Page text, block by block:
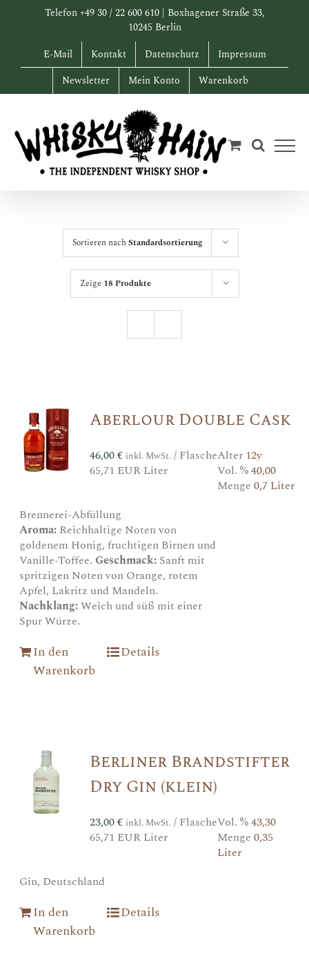
Telefon +49 30 / 22 600 610 | Boxhagener Straße 33,
10245 Berlin
E-Mail
Kontakt Datenschutz
Impressum
Newsletter
Mein Konto Warenkorb
Sortieren nachStandardsortierung
Zeige 18 Produkte
Aberlour Double Cask
46,00€ inkl. MwSt. / Flasche
65,71 EUR Liter
Alter 12y
Vol. %40,00
Menge0,7 Liter
Brennerei-Abfüllung
Aroma: Reichhaltige Noten von
goldenem Honig, fruchtigen Birnen und
Vanille-Toffee.Geschmack: Sanft mit
spritzigen Noten von Orange, rotem
Apfel, Lakritz und Mandeln.
Nachklang:Weich und süß mit einer
Spur Würze.
In den
Warenkorb
Details
Berliner Brandstifter
Dry Gin (klein)
23,00€ inkl. MwSt. / Flasche
65,71 EUR Liter
Vol. %43,30
Menge0,35
Liter
Gin, Deutschland
In den
Warenkorb
Details